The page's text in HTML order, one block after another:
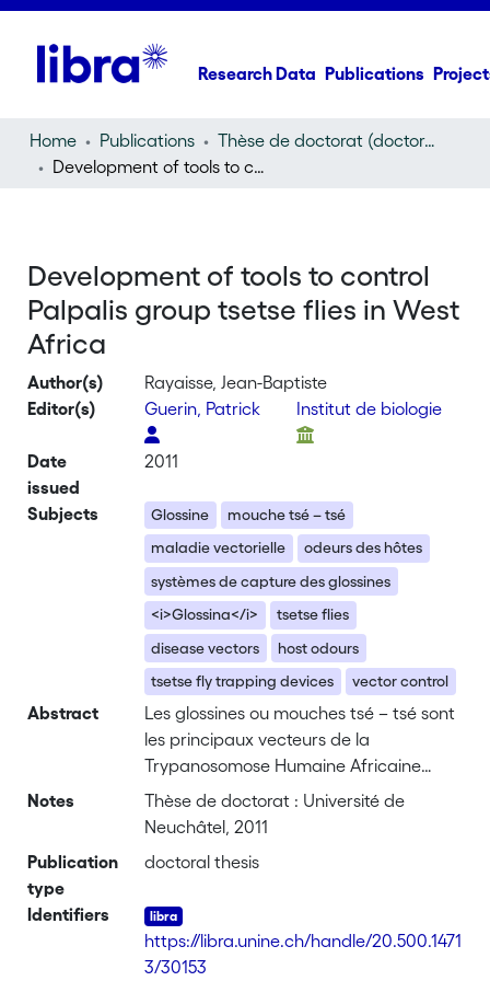
Research Data Publications
Home Publications
Thèse de doctorat (doctoral thesis)
Development of tools to control Palpalis group tsetse flies in West Africa
Development of tools to control
Palpalis group tsetse flies in West
Africa
Author(s)
Rayaisse, Jean-Baptiste
Editor(s)
Guerin, Patrick Institut de biologie
Date
issued
2011
Subjects Glossine
mouche tsé – tsé
maladie vectorielle
odeurs des hôtes
systèmes de capture des glossines
<i>Glossina</i>
tsetse flies
disease vectors
host odours
tsetse fly trapping devices
vector control
Abstract
Les glossines ou mouches tsé – tsé sont
les principaux vecteurs de la
Trypanosomose Humaine Africaine
(Maladie du sommeil) et des
Trypanosomoses Animales Africaines
écrans imprégnés d’insecticides ont
centrale dans la lutte contre ces
vecteurs à travers plusieurs pays du
continent Africain. Afin de rendre ces
Notes
Thèse de doctorat : Université de
Neuchâtel, 2011
Publication
type
doctoral thesis
Identifiers
https://libra.unine.ch/handle/20.500.1471
3/30153